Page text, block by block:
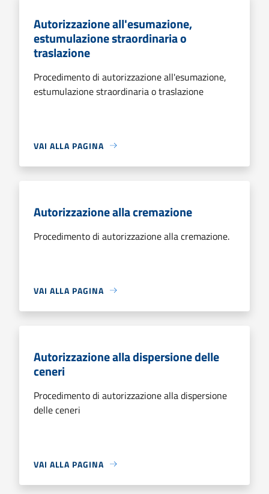
Autorizzazione all'esumazione,
estumulazione straordinaria o
traslazione
Procedimento di autorizzazione all'esumazione,
estumulazione straordinaria o traslazione
VAI ALLA PAGINA
Autorizzazione alla cremazione
Procedimento di autorizzazione alla cremazione.
VAI ALLA PAGINA
Autorizzazione alla dispersione delle
ceneri
Procedimento di autorizzazione alla dispersione
delle ceneri
VAI ALLA PAGINA